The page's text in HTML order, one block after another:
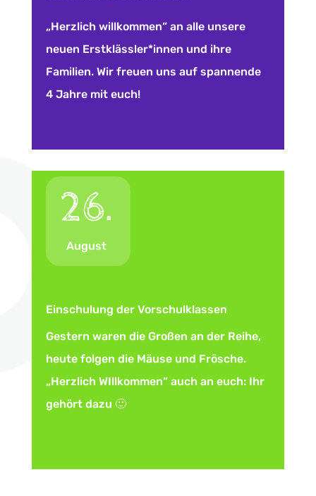
„Herzlich willkommen“ an alle unsere
neuen Erstklässler*innen und ihre
Familien. Wir freuen uns auf spannende
4 Jahre mit euch!
26.
August
Einschulung der Vorschulklassen
Gestern waren die Großen an der Reihe,
heute folgen die Mäuse und Frösche.
„Herzlich WIllkommen“ auch an euch: Ihr
gehört dazu 🙂